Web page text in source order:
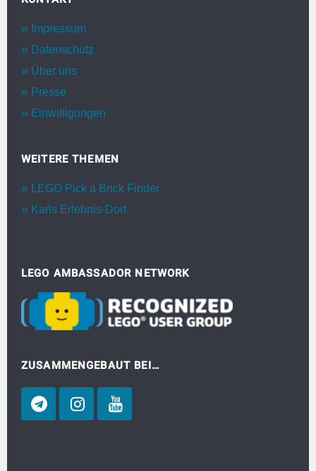
Impressum
Datenschutz
Über uns
Presse
Einwilligungen
WEITERE THEMEN
LEGO Pick a Brick Finder
Karls Erlebnis-Dorf
LEGO AMBASSADOR NETWORK
ZUSAMMENGEBAUT BEI…